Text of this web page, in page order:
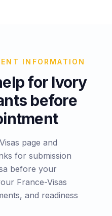
INFORMATION
for Ivory
before
page and
for submission
before your
France-Visas
and readiness